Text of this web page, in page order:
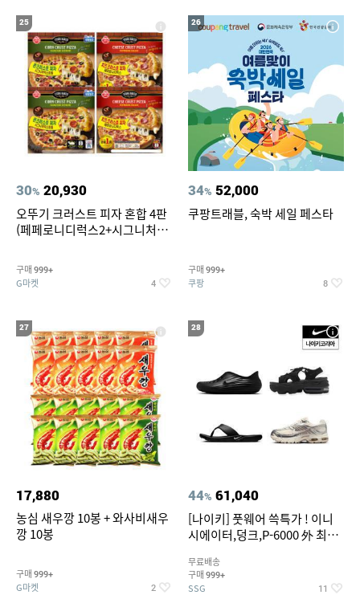
25
30% 20,930
오뚜기 크러스트 피자 혼합 4판
(페페로니디럭스2+시그니처익
구매 999+
G마켓 4
26
34% 52,000
쿠팡트래블, 숙박 세일 페스타
구매 999+
쿠팡 8
27
17,880
농심 새우깡 10봉 + 와사비새우
깡 10봉
구매 999+
G마켓 2
28
44% 61,040
[나이키] 풋웨어 쓱특가 ! 이니
시에이터,덩크,P-6000 外 최대
무료배송
구매 999+
SSG 11